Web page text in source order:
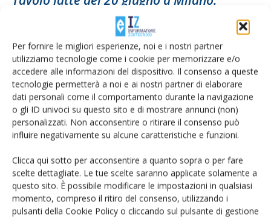
Per fornire le migliori esperienze, noi e i nostri partner
utilizziamo tecnologie come i cookie per memorizzare e/o
accedere alle informazioni del dispositivo. Il consenso a queste
tecnologie permetterà a noi e ai nostri partner di elaborare
dati personali come il comportamento durante la navigazione
o gli ID univoci su questo sito e di mostrare annunci (non)
personalizzati. Non acconsentire o ritirare il consenso può
influire negativamente su alcune caratteristiche e funzioni.
Clicca qui sotto per acconsentire a quanto sopra o per fare
scelte dettagliate. Le tue scelte saranno applicate solamente a
questo sito. È possibile modificare le impostazioni in qualsiasi
momento, compreso il ritiro del consenso, utilizzando i
pulsanti della Cookie Policy o cliccando sul pulsante di gestione
ancora tutto fermo sul...
27 Giugno 2019
Parmigiano Reggiano: fatturato record,
vola l’export